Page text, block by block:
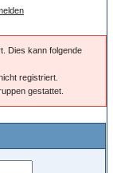
Dies kann folgende
registriert.
gestattet.